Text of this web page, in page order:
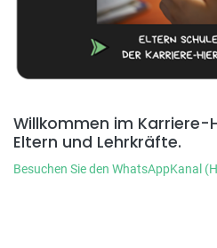
Willkommen im Karriere-
Eltern und Lehrkräfte.
Besuchen Sie den WhatsAppKanal